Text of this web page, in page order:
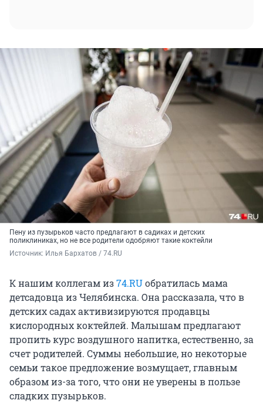
Пену из пузырьков часто предлагают в садиках и детских
поликлиниках, но не все родители одобряют такие коктейли
Источник: Илья Бархатов / 74.RU
К нашим коллегам из74.RUобратилась мама
детсадовца из Челябинска. Она рассказала, что в
детских садах активизируются продавцы
кислородных коктейлей. Малышам предлагают
пропить курс воздушного напитка, естественно, за
счет родителей. Суммы небольшие, но некоторые
семьи такое предложение возмущает, главным
образом из-за того, что они не уверены в пользе
сладких пузырьков.